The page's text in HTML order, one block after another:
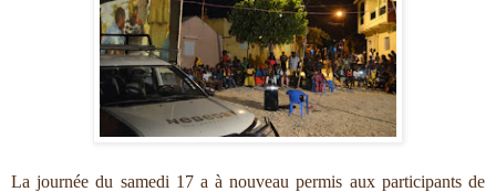
La journée du samedi 17 a à nouveau permis aux participants de